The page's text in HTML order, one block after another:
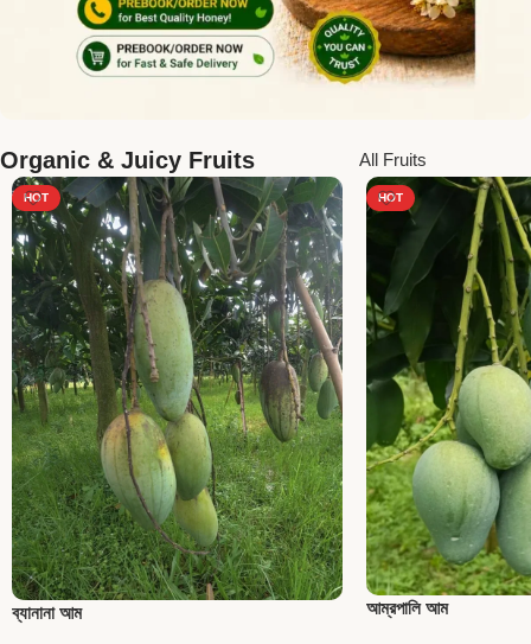
Organic & Juicy Fruits All Fruits
HOT
ব্যানানা আম
HOT
আম্রপালি আম